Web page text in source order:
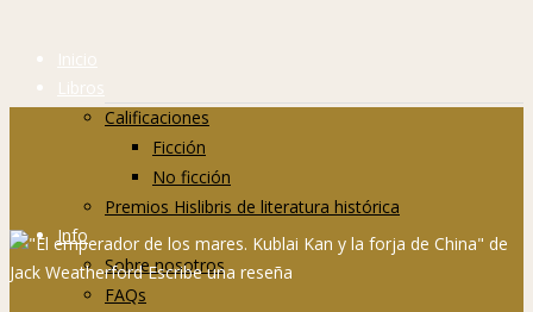
Inicio
Libros
Calificaciones
Ficción
No ficción
Premios Hislibris de literatura histórica
Info
Sobre nosotros
FAQs